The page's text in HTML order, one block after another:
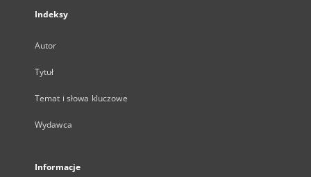
Indeksy
Autor
Tytuł
Temat i słowa kluczowe
Wydawca
Informacje